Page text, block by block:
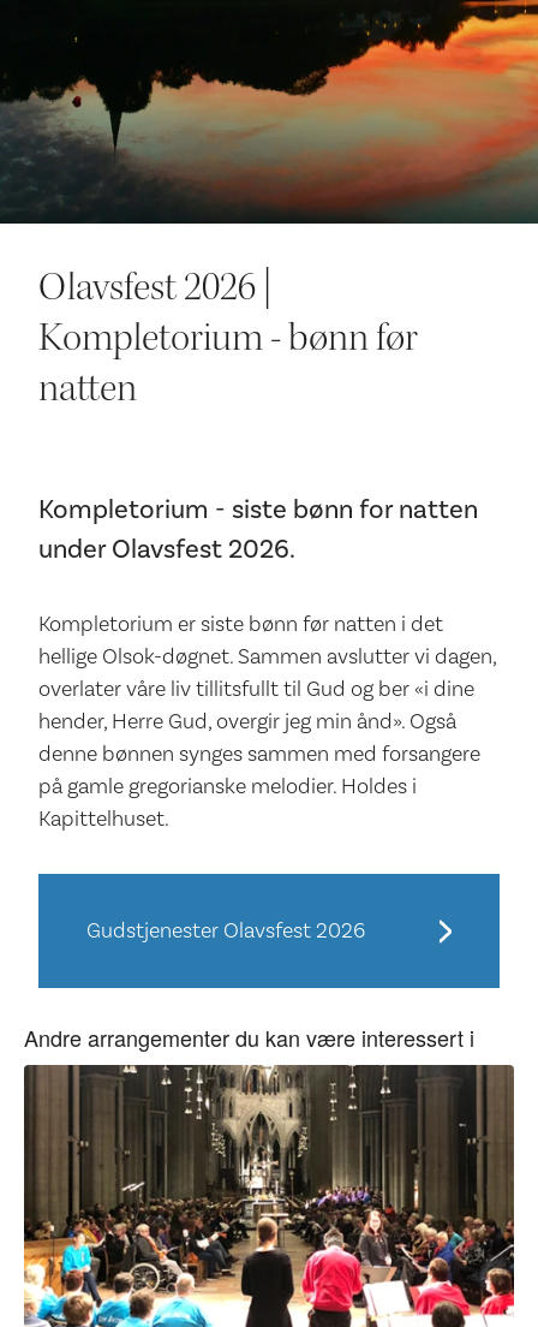
Ditt besøk
Olavsfest 2026 |
Kompletorium - bønn før
natten
Kompletorium - siste bønn for natten
under Olavsfest 2026.
Kompletorium er siste bønn før natten i det
hellige Olsok-døgnet. Sammen avslutter vi dagen,
overlater våre liv tillitsfullt til Gud og ber «i dine
hender, Herre Gud, overgir jeg min ånd». Også
denne bønnen synges sammen med forsangere
på gamle gregorianske melodier. Holdes i
Kapittelhuset.
Gudstjenester Olavsfest 2026
Andre arrangementer du kan være interessert i